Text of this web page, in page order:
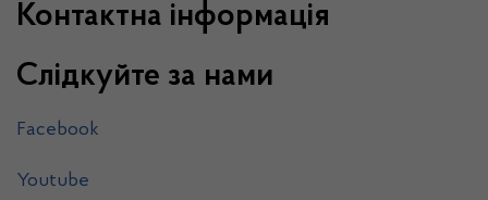
Контактна інформація
Слідкуйте за нами
Facebook
Youtube